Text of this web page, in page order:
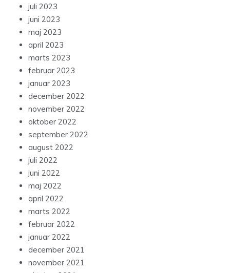
juli 2023
juni 2023
maj 2023
april 2023
marts 2023
februar 2023
januar 2023
december 2022
november 2022
oktober 2022
september 2022
august 2022
juli 2022
juni 2022
maj 2022
april 2022
marts 2022
februar 2022
januar 2022
december 2021
november 2021